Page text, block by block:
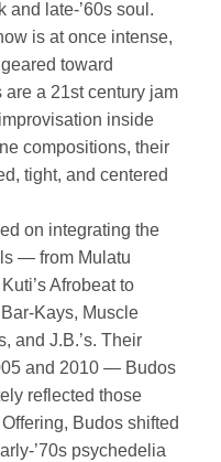
and late-’60s soul.
is at once intense,
toward
a 21st century jam
inside
compositions, their
tight, and centered
on integrating the
— from Mulatu
Afrobeat to
Kays, Muscle
and J.B.’s. Their
and 2010 — Budos
reflected those
Budos shifted
’70s psychedelia